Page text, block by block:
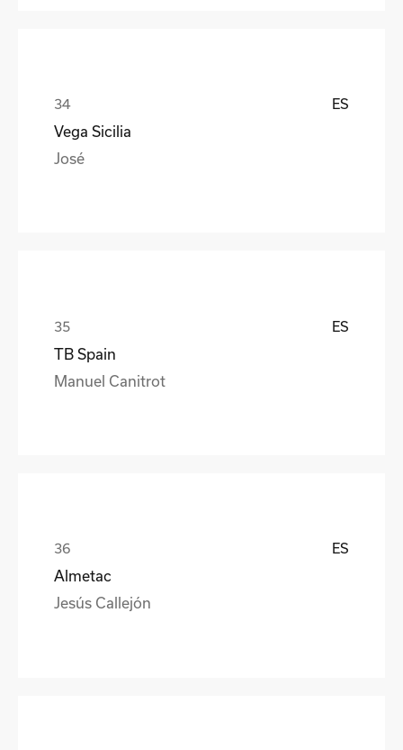
ES
Vega Sicilia
José
ES
TB Spain
Manuel Canitrot
ES
Almetac
Jesús Callejón